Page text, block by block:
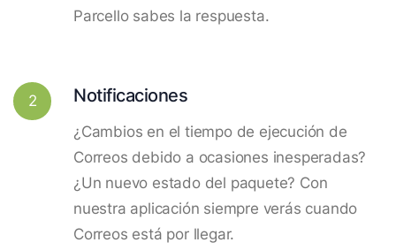
Parcello sabes la respuesta.
2 Notificaciones
¿Cambios en el tiempo de ejecución de
Correos debido a ocasiones inesperadas?
¿Un nuevo estado del paquete? Con
nuestra aplicación siempre verás cuando
Correos está por llegar.